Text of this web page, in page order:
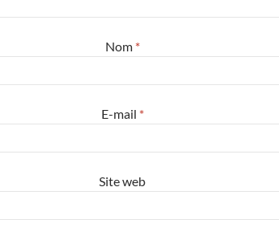
Nom *
E-mail *
Site web